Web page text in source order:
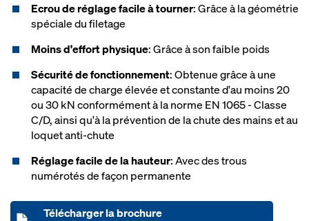
Ecrou de réglage facile à tourner: Grâce à la géométrie
spéciale du filetage
Moins d'effort physique: Grâce à son faible poids
Sécurité de fonctionnement: Obtenue grâce à une
capacité de charge élevée et constante d'au moins 20
ou 30 kN conformément à la norme EN 1065 - Classe
C/D, ainsi qu'à la prévention de la chute des mains et au
loquet anti-chute
Réglage facile de la hauteur: Avec des trous
numérotés de façon permanente
Télécharger la brochure